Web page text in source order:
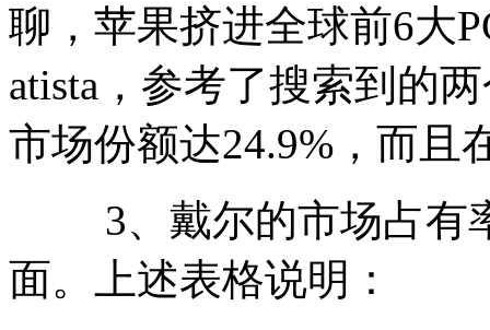
聊，苹果挤进全球前6大
atista，参考了搜索到的
市场份额达24.9%，而且
3、戴尔的市场占有
面。上述表格说明：